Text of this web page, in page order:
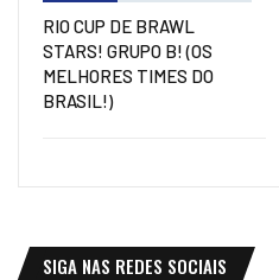
RIO CUP DE BRAWL
STARS! GRUPO B! (OS
MELHORES TIMES DO
BRASIL!)
SIGA NAS REDES SOCIAIS